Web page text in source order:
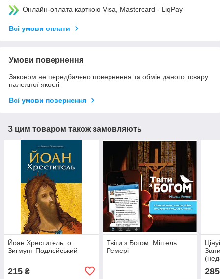
Онлайн-оплата карткою Visa, Mastercard - LiqPay
Всі умови оплати
Умови повернення
Законом не передбачено повернення та обмін даного товару
належної якості
Всі умови повернення
З цим товаром також замовляють
Йоан Хреститель. о.
Зигмунт Подлейський
215 ₴
Твіти з Богом. Мішель
Ремері
285